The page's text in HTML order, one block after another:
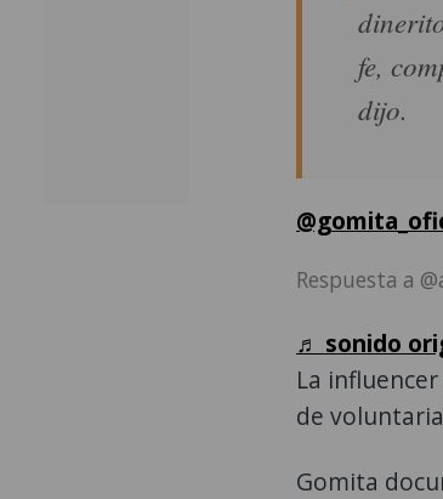
fe,
dijo.
Respuesta a
♬ sonido
La
de
Gomita